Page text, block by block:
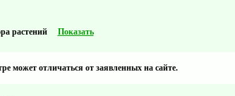
растений Показать
может отличаться от заявленных на сайте.